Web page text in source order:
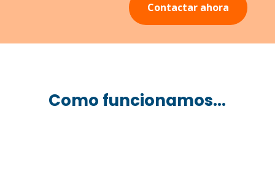
Contactar ahora
Como funcionamos...